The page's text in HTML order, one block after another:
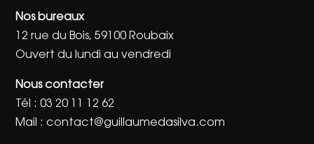
Nos bureaux
12 rue du Bois, 59100 Roubaix
Ouvert du lundi au vendredi
Nous contacter
Tél :03 20 11 12 62
Mail :contact@guillaumedasilva.com